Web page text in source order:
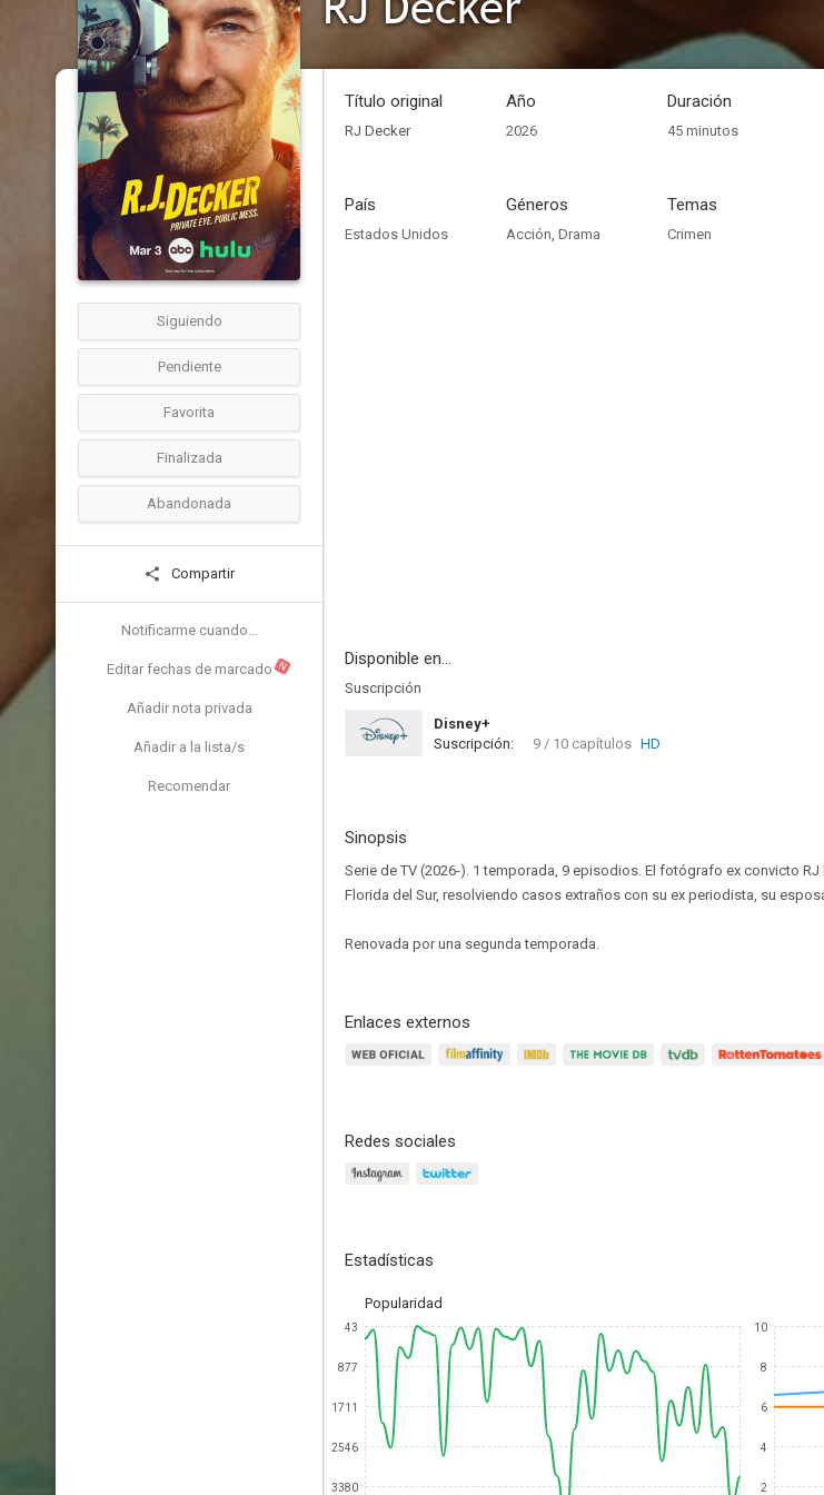
Siguiendo
Pendiente
Favorita
Finalizada
Abandonada
Compartir
Notificarme cuando...
Editar fechas de marcado N
Añadir nota privada
Añadir a la lista/s
Recomendar
Título original
RJ Decker
Año
2026
Duración
45 minutos
País
Estados Unidos
Géneros
Acción, Drama
Temas
Crimen
Disponible en...
Suscripción
Disney+
Suscripción:
9 / 10 capítulos HD
Sinopsis
Serie de TV (2026-). 1 temporada, 9 episodios. El fotógrafo ex convicto
Florida del Sur, resolviendo casos extraños con su ex periodista, su
Renovada por una segunda temporada.
Enlaces externos
Redes sociales
Estadísticas
Popularidad
43
877
1711
2546
3380
10
8
6
4
2